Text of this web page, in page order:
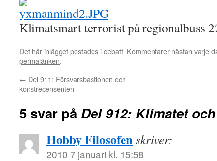
Klimatsmart terrorist på regionalbuss
Det här inlägget postades idebatt, Kommentarer nästan varje
permalänken.
← Del 911: Försvarsbastionen och
konstrecensenten
5 svar på Del 912: Klimatet
Hobby Filosofenskriver:
2010 7 januari kl. 15:58